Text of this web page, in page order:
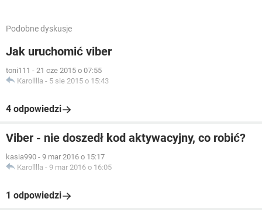
Podobne dyskusje
Jak uruchomić viber
toni111 - 21 cze 2015 o 07:55
Karolllla - 5 sie 2015 o 15:43
4 odpowiedzi
Viber - nie doszedł kod aktywacyjny, co robić?
kasia990 - 9 mar 2016 o 15:17
Karolllla - 9 mar 2016 o 16:05
1 odpowiedzi